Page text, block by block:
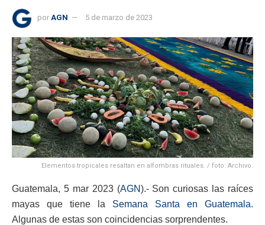
por AGN 5 de marzo de 2023
Elementos tropicales resaltan en alfombras rituales. / foto: Archivo.
Guatemala, 5 mar 2023 (AGN).- Son curiosas las raíces
mayas que tiene la Semana Santa en Guatemala.
Algunas de estas son coincidencias sorprendentes.